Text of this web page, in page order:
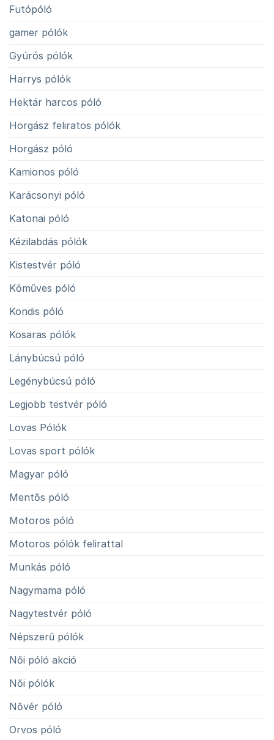
Futópóló
gamer pólók
Gyúrós pólók
Harrys pólók
Hektár harcos póló
Horgász feliratos pólók
Horgász póló
Kamionos póló
Karácsonyi póló
Katonai póló
Kézilabdás pólók
Kistestvér póló
Kőműves póló
Kondis póló
Kosaras pólók
Lánybúcsú póló
Legénybúcsú póló
Legjobb testvér póló
Lovas Pólók
Lovas sport pólók
Magyar póló
Mentős póló
Motoros póló
Motoros pólók felirattal
Munkás póló
Nagymama póló
Nagytestvér póló
Népszerű pólók
Női póló akció
Női pólók
Nővér póló
Orvos póló